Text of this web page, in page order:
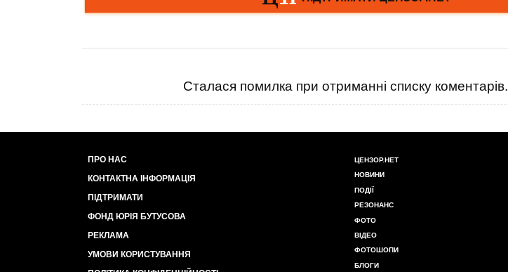
Сталася помилка при отриманні списку коментарів.
ПРО НАС
КОНТАКТНА ІНФОРМАЦІЯ
ПІДТРИМАТИ
ФОНД ЮРІЯ БУТУСОВА
РЕКЛАМА
УМОВИ КОРИСТУВАННЯ
ЦЕНЗОР.НЕТ
НОВИНИ
ПОДІЇ
РЕЗОНАНС
ФОТО
ВІДЕО
ФОТОШОПИ
БЛОГИ